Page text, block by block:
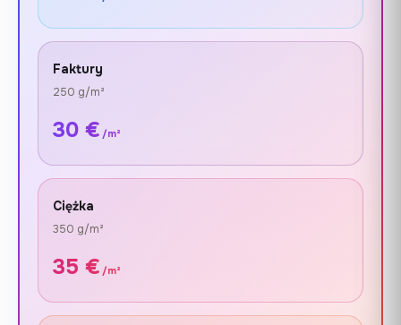
Faktury
250 g/m²
30 € /m²
Ciężka
350 g/m²
35 € /m²